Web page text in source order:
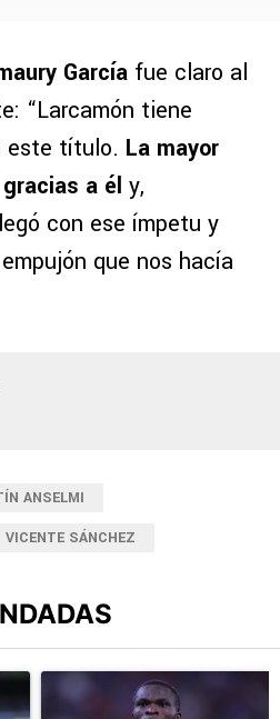
García fue claro al
“Larcamón tiene
este título. La mayor
a él y,
con ese ímpetu y
que nos hacía
ANSELMI
VICENTE SÁNCHEZ
el título "Revelan un detalle clave
Un artículo de tendencia con